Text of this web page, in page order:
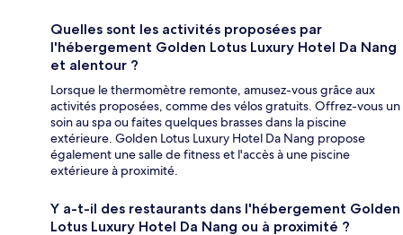
Quelles sont les activités proposées par
l'hébergement Golden Lotus Luxury Hotel Da Nang
et alentour ?
Lorsque le thermomètre remonte, amusez-vous grâce aux
activités proposées, comme des vélos gratuits. Offrez-vous un
soin au spa ou faites quelques brasses dans la piscine
extérieure. Golden Lotus Luxury Hotel Da Nang propose
également une salle de fitness et l'accès à une piscine
extérieure à proximité.
Y a-t-il des restaurants dans l'hébergement Golden
Lotus Luxury Hotel Da Nang ou à proximité ?